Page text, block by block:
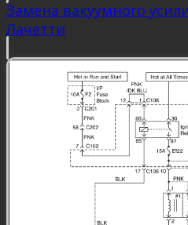
Замена вакуумного
Лачетти